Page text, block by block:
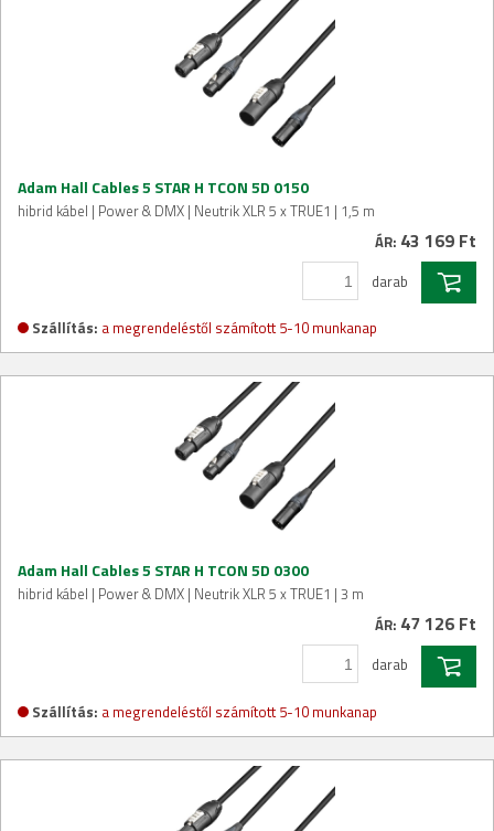
Adam Hall Cables 5 STAR H TCON 5D 0150
hibrid kábel | Power & DMX | Neutrik XLR 5 x TRUE1 | 1,5 m
ÁR: 43 169 Ft
darab
Szállítás: a megrendeléstől számított 5-10 munkanap
Adam Hall Cables 5 STAR H TCON 5D 0300
hibrid kábel | Power & DMX | Neutrik XLR 5 x TRUE1 | 3 m
ÁR: 47 126 Ft
darab
Szállítás: a megrendeléstől számított 5-10 munkanap